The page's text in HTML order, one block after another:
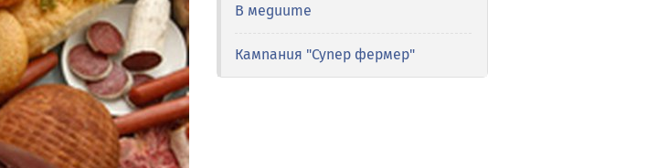
В медиите
Кампания "Супер фермер"